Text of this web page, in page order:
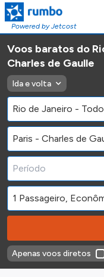
Powered by Jetcost
Voos baratos do
Charles de Gaulle
Ida e volta
Apenas voos diretos